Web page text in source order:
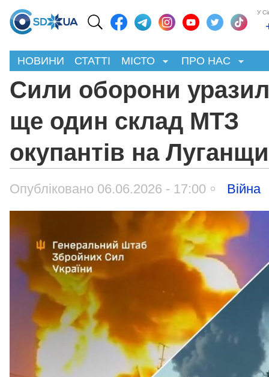
У
НОВИНИ СТАТТІ МІСТО ПРО НАС
Сили оборони
ще один склад МТЗ
окупантів на
Опубліковано 06.06.2026 - 17:00 Війна